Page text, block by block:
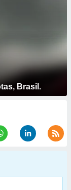
Brasil.